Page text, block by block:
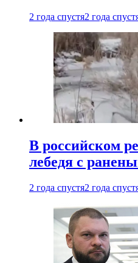
2 года спустя2 года
В российском
лебедя с
2 года спустя2 года